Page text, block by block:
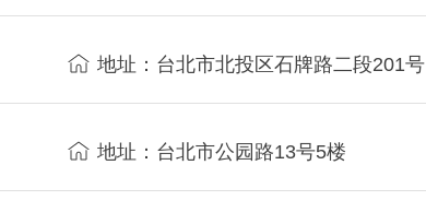
地址：台北市北投区石牌路二段201号
地址：台北市公园路13号5楼